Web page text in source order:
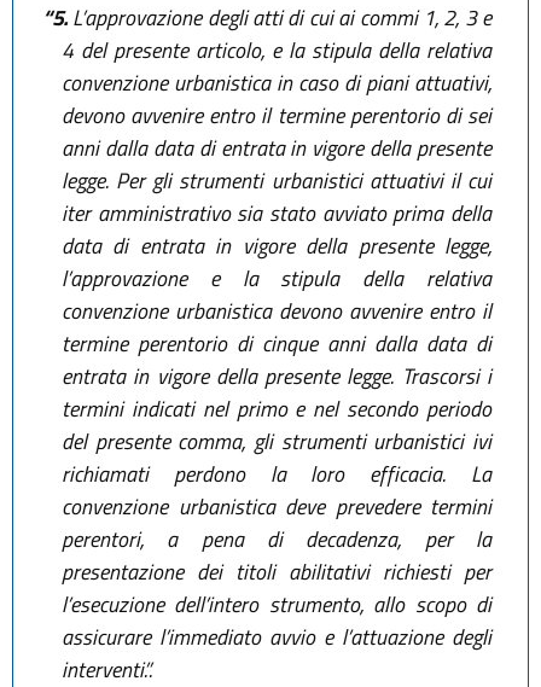
“5.L’approvazione degli atti di cui ai commi 1, 2, 3 e
4 del presente articolo, e la stipula della relativa
convenzione urbanistica in caso di piani attuativi,
devono avvenire entro il termine perentorio di sei
anni dalla data di entrata in vigore della presente
legge. Per gli strumenti urbanistici attuativi il cui
iter amministrativo sia stato avviato prima della
data di entrata in vigore della presente legge,
l’approvazione e la stipula della relativa
convenzione urbanistica devono avvenire entro il
termine perentorio di cinque anni dalla data di
entrata in vigore della presente legge. Trascorsi i
termini indicati nel primo e nel secondo periodo
del presente comma, gli strumenti urbanistici ivi
richiamati perdono la loro efficacia. La
convenzione urbanistica deve prevedere termini
perentori, a pena di decadenza, per la
presentazione dei titoli abilitativi richiesti per
l’esecuzione dell’intero strumento, allo scopo di
assicurare l’immediato avvio e l’attuazione degli
interventi.”.